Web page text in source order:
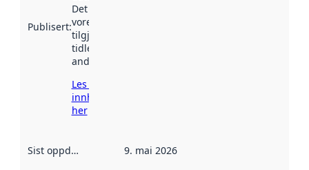
Publisert:
Det kan ha
vore
tilgjengeleg
tidlegare
andre stader.
Les meir om
innhenting
her
Sist oppdatert 9. mai 2026